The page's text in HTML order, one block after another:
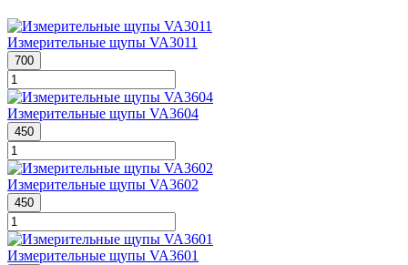
Измерительные щупы VA3011
700
Измерительные щупы VA3604
450
Измерительные щупы VA3602
450
Измерительные щупы VA3601